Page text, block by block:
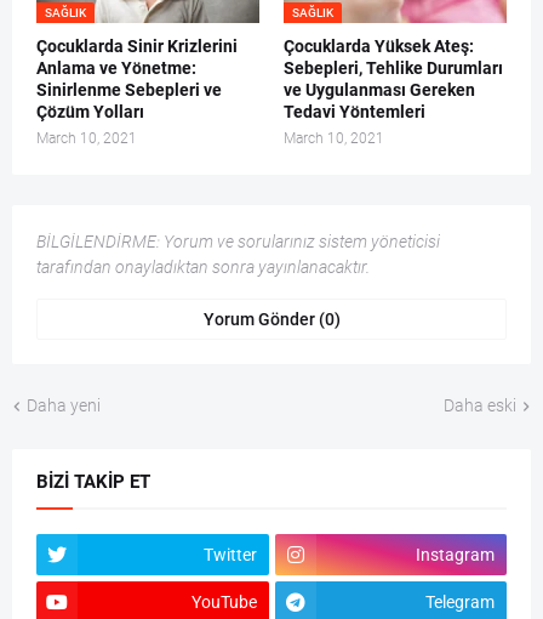
SAĞLIK
Çocuklarda Sinir Krizlerini
Anlama ve Yönetme:
Sinirlenme Sebepleri ve
Çözüm Yolları
March 10, 2021
SAĞLIK
Çocuklarda Yüksek Ateş:
Sebepleri, Tehlike Durumları
ve Uygulanması Gereken
Tedavi Yöntemleri
March 10, 2021
BİLGİLENDİRME: Yorum ve sorularınız sistem yöneticisi
tarafından onayladıktan sonra yayınlanacaktır.
Yorum Gönder (0)
Daha yeni Daha eski
BIZI TAKIP ET
Twitter Instagram
YouTube Telegram